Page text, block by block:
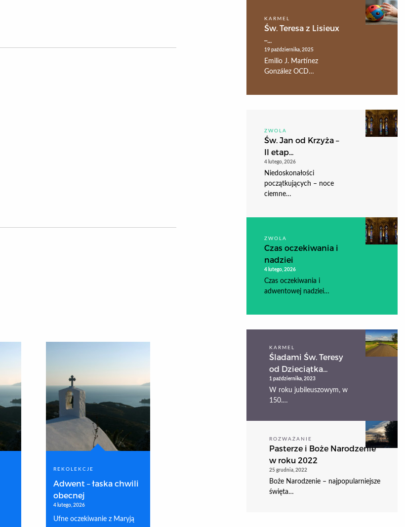
REKOLEKCJE
Adwent – łaska chwili
obecnej
4 lutego, 2026
Ufne oczekiwanie z Maryją
KARMEL
Św. Teresa z Lisieux
–...
19 października, 2025
Emilio J. Martínez
González OCD…
ZWOLA
Św. Jan od Krzyża –
II etap...
4 lutego, 2026
Niedoskonałości
początkujących – noce
ciemne…
ZWOLA
Czas oczekiwania i
nadziei
4 lutego, 2026
Czas oczekiwania i
adwentowej nadziei…
KARMEL
Śladami Św. Teresy
od Dzieciątka...
1 października, 2023
W roku jubileuszowym, w
150.…
ROZWAŻANIE
Pasterze i Boże Narodzenie
w roku 2022
25 grudnia, 2022
Boże Narodzenie – najpopularniejsze
święta…